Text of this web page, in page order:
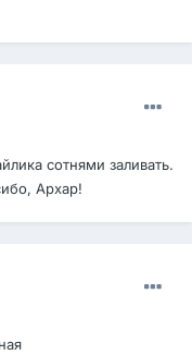
сотнями заливать.
Архар!